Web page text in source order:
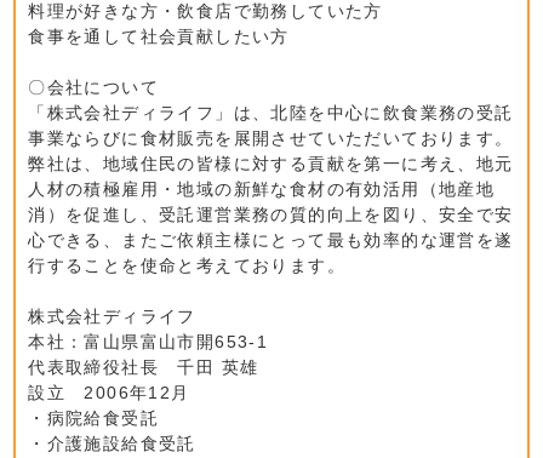
料理が好きな方・飲食店で勤務していた方
食事を通して社会貢献したい方
〇会社について
「株式会社ディライフ」は、北陸を中心に飲食業務の受託
事業ならびに食材販売を展開させていただいております。
弊社は、地域住民の皆様に対する貢献を第一に考え、地元
人材の積極雇用・地域の新鮮な食材の有効活用（地産地
消）を促進し、受託運営業務の質的向上を図り、安全で安
心できる、またご依頼主様にとって最も効率的な運営を遂
行することを使命と考えております。
株式会社ディライフ
本社：富山県富山市開653-1
代表取締役社長 千田 英雄
設立 2006年12月
・病院給食受託
・介護施設給食受託